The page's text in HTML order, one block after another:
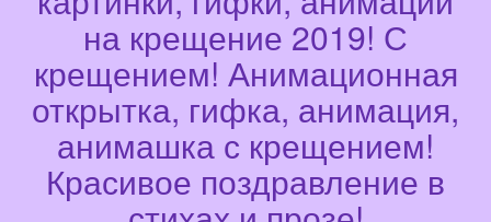
на крещение 2019! С
крещением! Анимационная
открытка, гифка, анимация,
анимашка с крещением!
Красивое поздравление в